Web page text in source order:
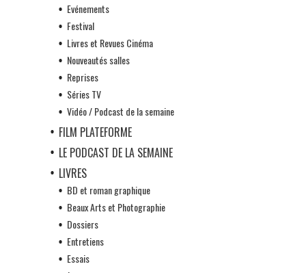
Evénements
Festival
Livres et Revues Cinéma
Nouveautés salles
Reprises
Séries TV
Vidéo / Podcast de la semaine
FILM PLATEFORME
LE PODCAST DE LA SEMAINE
LIVRES
BD et roman graphique
Beaux Arts et Photographie
Dossiers
Entretiens
Essais